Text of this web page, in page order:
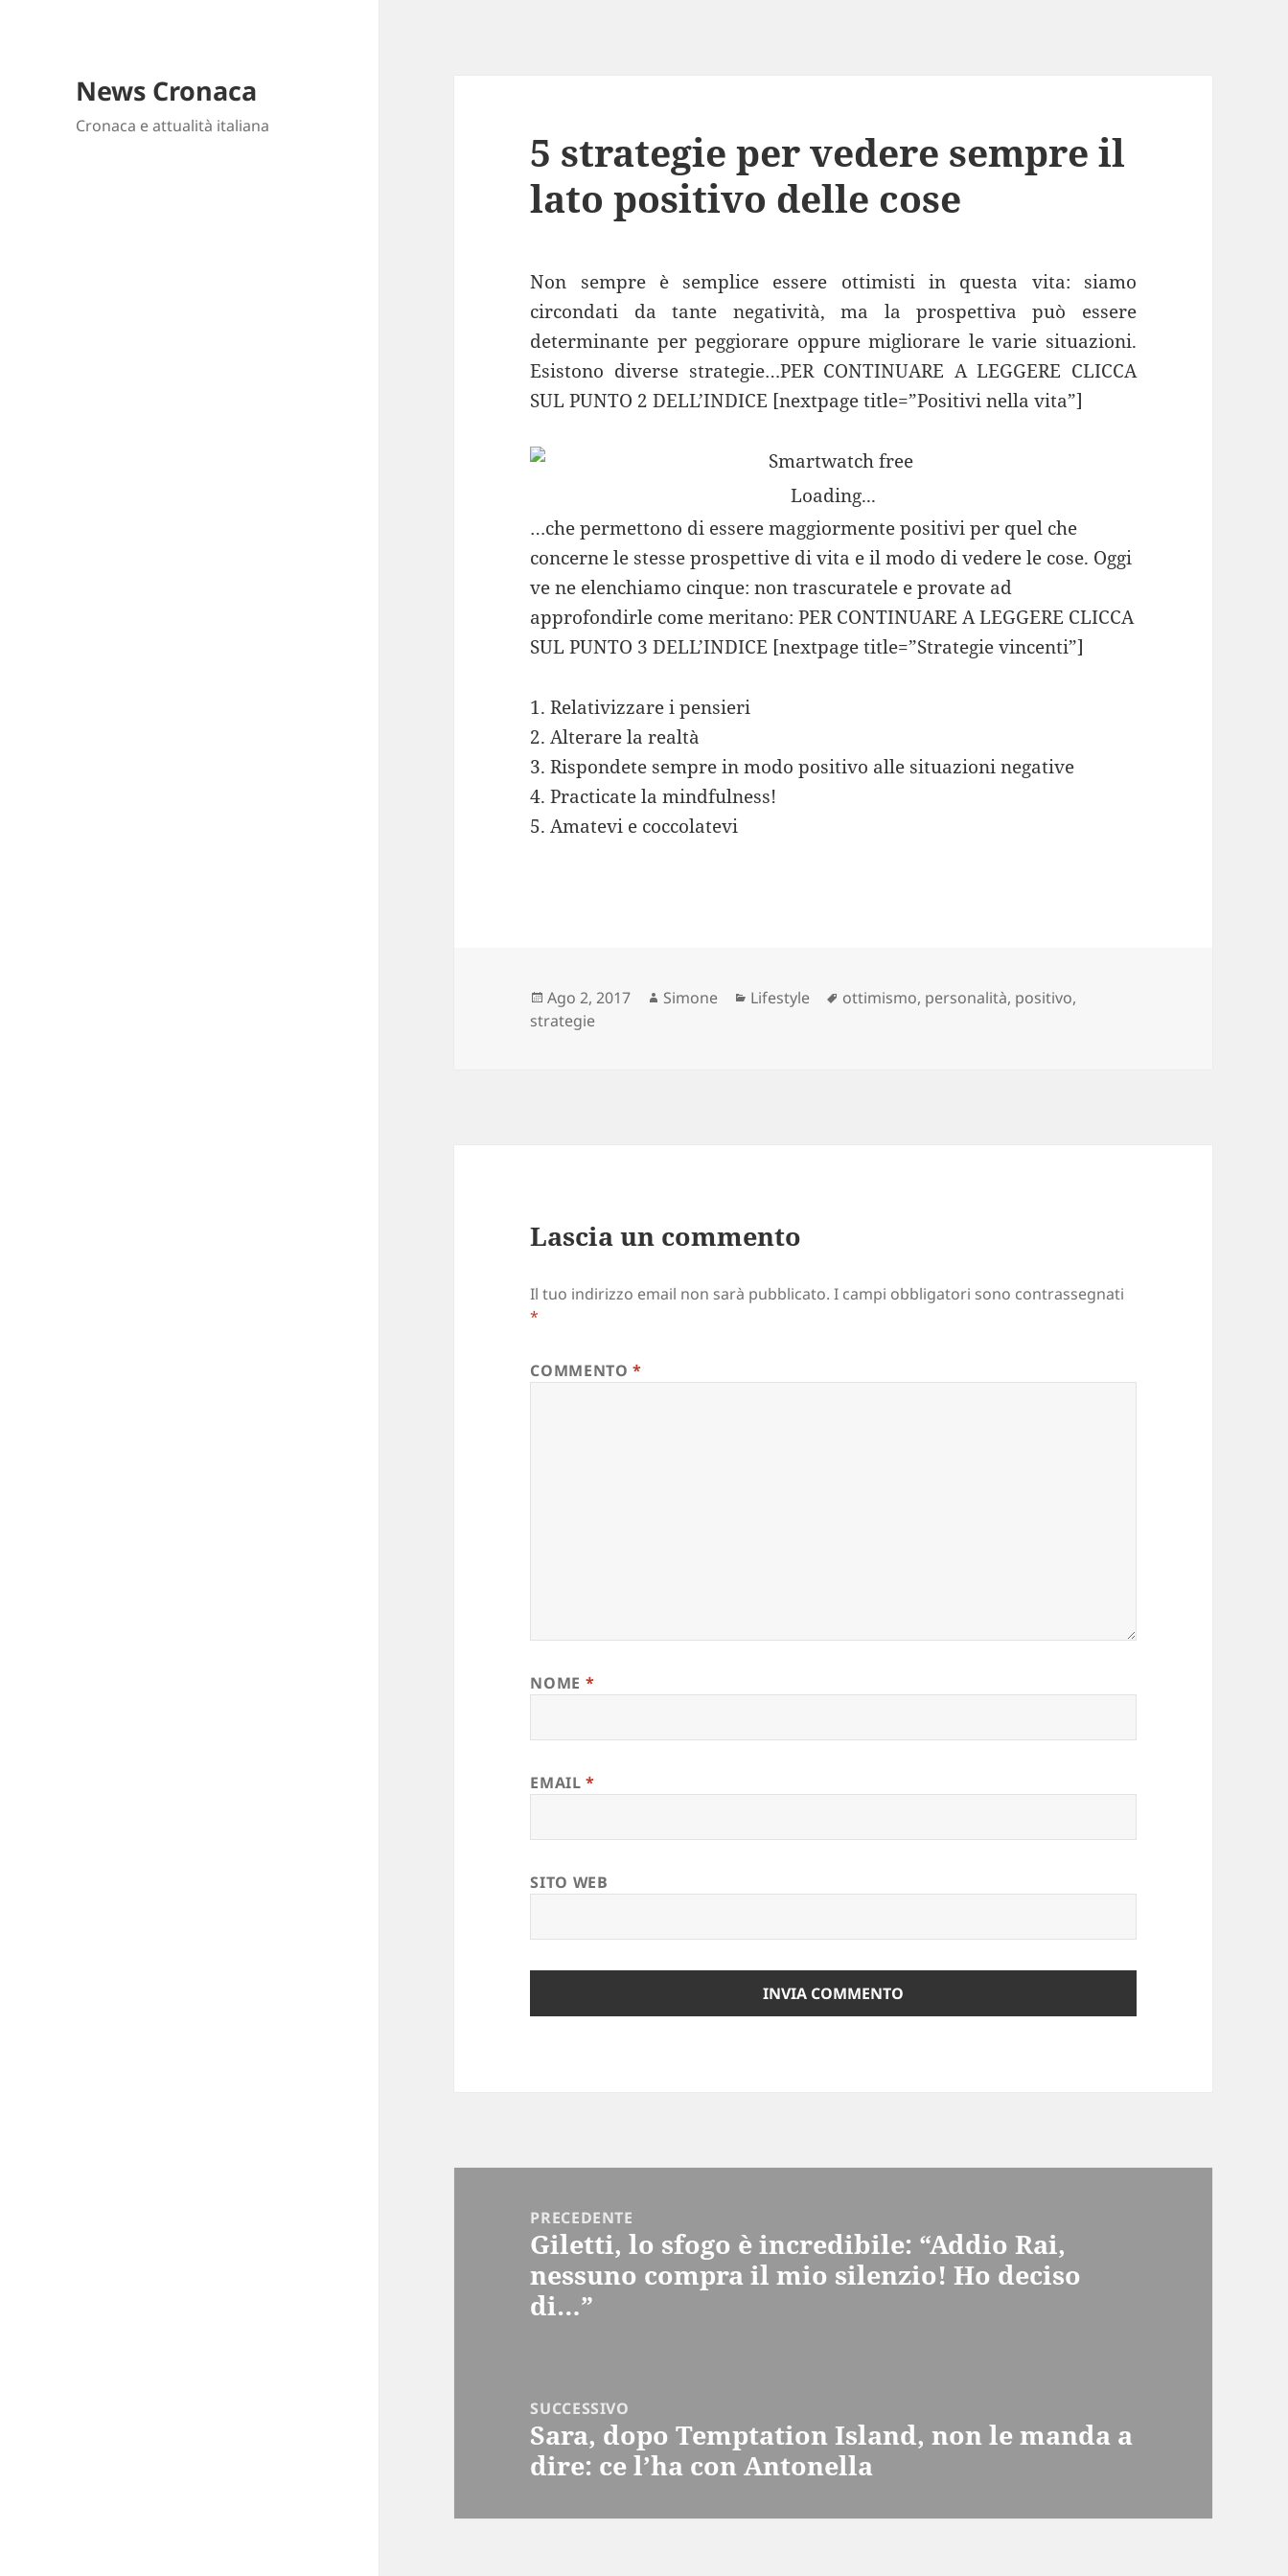
News Cronaca
Cronaca e attualità italiana
5 strategie per vedere sempre il
lato positivo delle cose
Non sempre è semplice essere ottimisti in questa vita: siamo
circondati da tante negatività, ma la prospettiva può essere
determinante per peggiorare oppure migliorare le varie situazioni.
Esistono diverse strategie…PER CONTINUARE A LEGGERE CLICCA
SUL PUNTO 2 DELL’INDICE [nextpage title=”Positivi nella vita”]
Loading...
…che permettono di essere maggiormente positivi per quel che
concerne le stesse prospettive di vita e il modo di vedere le cose. Oggi
ve ne elenchiamo cinque: non trascuratele e provate ad
approfondirle come meritano: PER CONTINUARE A LEGGERE CLICCA
SUL PUNTO 3 DELL’INDICE [nextpage title=”Strategie vincenti”]
1. Relativizzare i pensieri
2. Alterare la realtà
3. Rispondete sempre in modo positivo alle situazioni negative
4. Practicate la mindfulness!
5. Amatevi e coccolatevi
Scritto
il
Ago 2, 2017 Autore
Simone Categorie
Lifestyle Tag
ottimismo, personalità, positivo,
strategie
Lascia un commento
Il tuo indirizzo email non sarà pubblicato. I campi obbligatori sono contrassegnati
*
COMMENTO*
NOME *
EMAIL*
SITO WEB
PRECEDENTE
Articolo
precedente:
Giletti, lo sfogo è incredibile: “Addio Rai,
nessuno compra il mio silenzio! Ho deciso
di…”
SUCCESSIVO
Articolo
successivo:
Sara, dopo Temptation Island, non le manda a
dire: ce l’ha con Antonella